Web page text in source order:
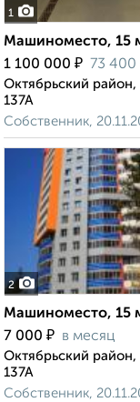
1
Машиноместо, 15
1 100 000 ₽ 73 400
Октябрьский
137А
Собственник,
2
Машиноместо, 15
7 000 ₽ в месяц
Октябрьский
137А
Собственник,